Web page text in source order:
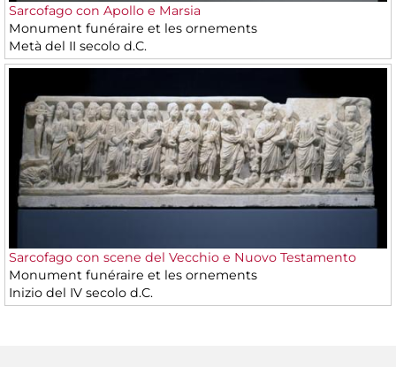
Sarcofago con Apollo e Marsia
Monument funéraire et les ornements
Metà del II secolo d.C.
Sarcofago con scene del Vecchio e Nuovo Testamento
Monument funéraire et les ornements
Inizio del IV secolo d.C.